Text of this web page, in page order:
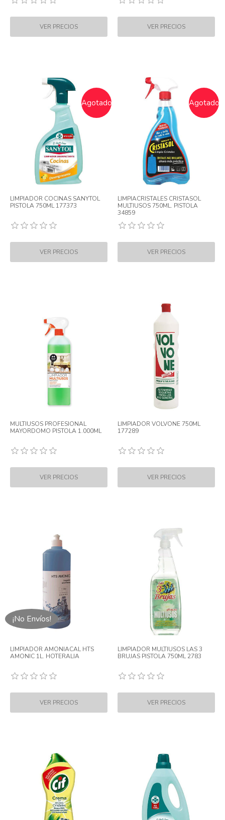
Agotado
LIMPIADOR COCINAS SANYTOL
PISTOLA 750ML 177373
Agotado
LIMPIACRISTALES CRISTASOL
MULTIUSOS 750ML. PISTOLA
34859
MULTIUSOS PROFESIONAL
MAYORDOMO PISTOLA 1.000ML
LIMPIADOR VOLVONE 750ML
177289
¡No Envíos!
LIMPIADOR AMONIACAL HTS
AMONIC 1L. HOTERALIA
LIMPIADOR MULTIUSOS LAS 3
BRUJAS PISTOLA 750ML 2783